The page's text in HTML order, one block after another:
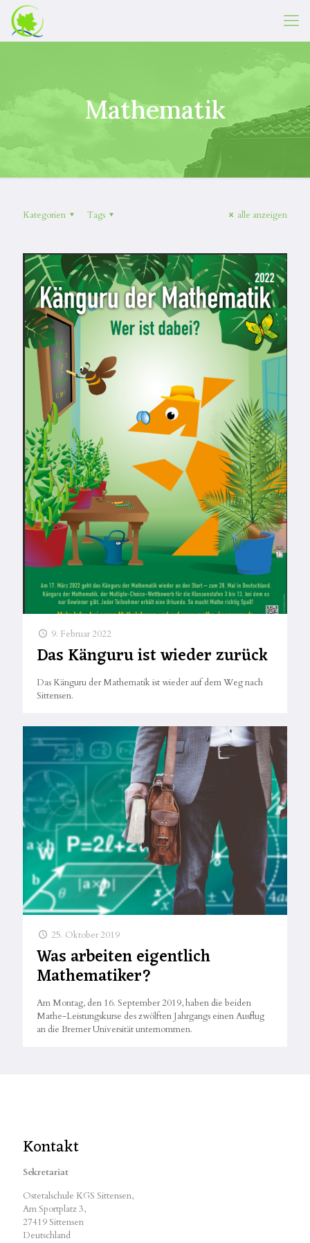
Mathematik
Kategorien Tags alle anzeigen
9. Februar 2022
Das Känguru ist wieder zurück
Das Känguru der Mathematik ist wieder auf dem Weg nach
Sittensen.
25. Oktober 2019
Was arbeiten eigentlich
Mathematiker?
Am Montag, den 16. September 2019, haben die beiden
Mathe-Leistungskurse des zwölften Jahrgangs einen Ausflug
an die Bremer Universität unternommen.
Kontakt
Sekretariat
Ostetalschule KGS Sittensen,
Am Sportplatz 3,
27419 Sittensen
Deutschland